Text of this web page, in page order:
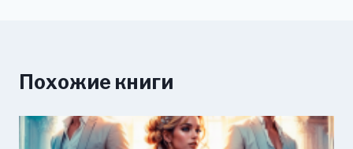
Похожие книги